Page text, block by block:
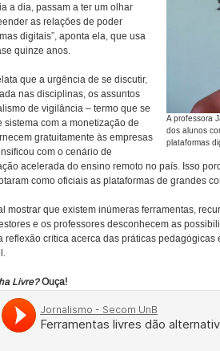
A professora
dos alunos
plataformas
a dia, passam a ter um olhar
as relações de poder
digitais”, aponta ela, que usa
quinze anos.
que a urgência de se discutir,
nas disciplinas, os assuntos
de vigilância – termo que se
sistema com a monetização de
gratuitamente às empresas
com o cenário de
acelerada do ensino remoto no país. Isso
como oficiais as plataformas de grandes
mostrar que existem inúmeras ferramentas,
e os professores desconhecem as
reflexão crítica acerca das práticas pedagógicas
Livre?Ouça!